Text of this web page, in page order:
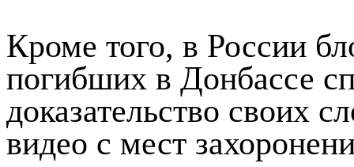
Кроме того, в России
погибших в Донбассе
доказательство своих
видео с мест